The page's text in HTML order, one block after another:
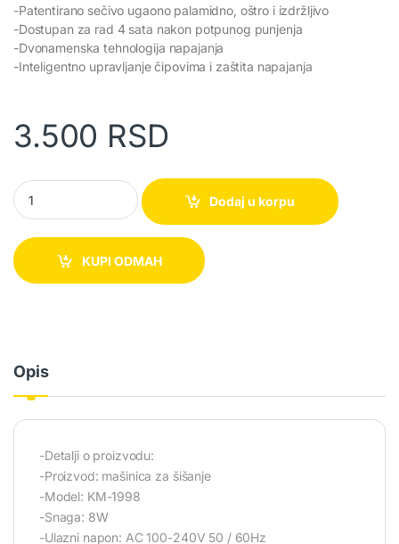
-Patentirano sečivo ugaono palamidno, oštro i izdržljivo
-Dostupan za rad 4 sata nakon potpunog punjenja
-Dvonamenska tehnologija napajanja
-Inteligentno upravljanje čipovima i zaštita napajanja
3.500 RSD
Mašinica za šišanje - KM-1998 quantity
Dodaj u korpu
KUPI ODMAH
Opis
-Detalji o proizvodu:
-Proizvod: mašinica za šišanje
-Model: KM-1998
-Snaga: 8W
-Ulazni napon: AC 100-240V 50 / 60Hz